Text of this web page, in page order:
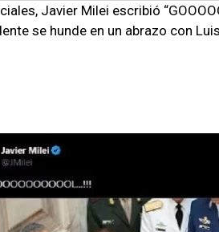
Javier Milei escribió
se hunde en un abrazo con